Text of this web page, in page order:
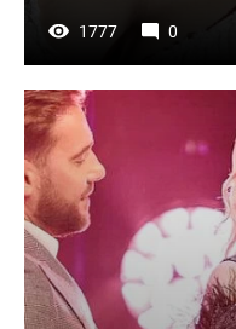
1777 0